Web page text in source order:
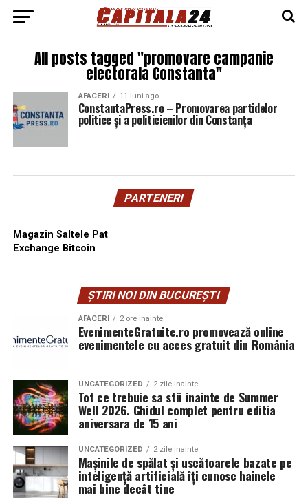
All posts tagged "promovare campanie
electorala Constanta"
AFACERI 11 luni ago
ConstantaPress.ro – Promovarea partidelor
politice și a politicienilor din Constanța
PARTENERI
Magazin Saltele Pat
Exchange Bitcoin
ȘTIRI NOI DIN BUCUREȘTI
AFACERI 2 ore inainte
EvenimenteGratuite.ro promovează online
evenimentele cu acces gratuit din România
UNCATEGORIZED 2 zile inainte
Tot ce trebuie sa stii inainte de Summer
Well 2026. Ghidul complet pentru editia
aniversara de 15 ani
UNCATEGORIZED 2 zile inainte
Mașinile de spălat și uscătoarele bazate pe
inteligență artificială îți cunosc hainele
mai bine decât tine